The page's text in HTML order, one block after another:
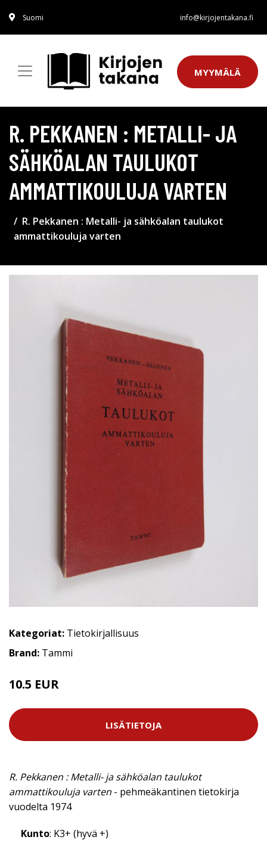
Suomi info@kirjojentakana.fi
MYYMÄLÄ
R. PEKKANEN : METALLI- JA
SÄHKÖALAN TAULUKOT
AMMATTIKOULUJA VARTEN
R. Pekkanen : Metalli- ja sähköalan taulukot
ammattikouluja varten
Kategoriat: Tietokirjallisuus
Brand: Tammi
10.5 EUR
LISÄTIETOJA
R. Pekkanen : Metalli- ja sähköalan taulukot
ammattikouluja varten - pehmeäkantinen tietokirja
vuodelta 1974
Kunto: K3+ (hyvä +)